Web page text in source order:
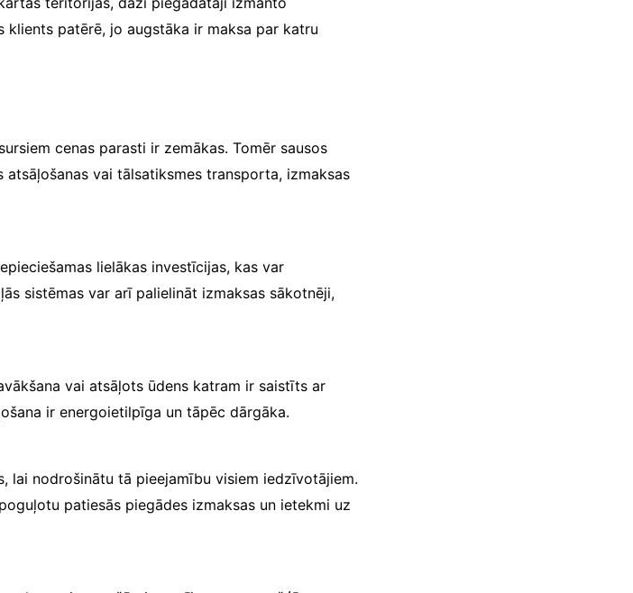
patērē, jo augstāka ir maksa par katru
cenas parasti ir zemākas. Tomēr sausos
vai tālsatiksmes transporta, izmaksas
lielākas investīcijas, kas var
sistēmas var arī palielināt izmaksas sākotnēji,
vai atsāļots ūdens katram ir saistīts ar
ir energoietilpīga un tāpēc dārgāka.
lai nodrošinātu tā pieejamību visiem iedzīvotājiem.
patiesās piegādes izmaksas un ietekmi uz